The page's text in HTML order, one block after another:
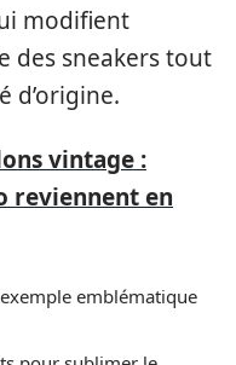
modifient
des sneakers tout
d’origine.
vintage :
reviennent en
emblématique